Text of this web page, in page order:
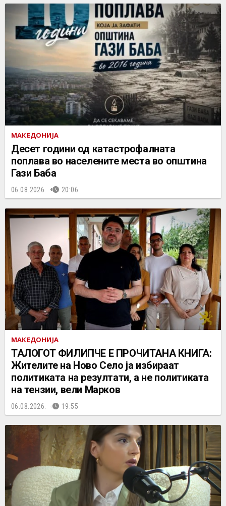
МАКЕДОНИЈА
Десет години од катастрофалната
поплава во населените места во општина
Гази Баба
06.08.2026. 20:06
МАКЕДОНИЈА
ТАЛОГОТ ФИЛИПЧЕ Е ПРОЧИТАНА КНИГА:
Жителите на Ново Село ја избираат
политиката на резултати, а не политиката
на тензии, вели Марков
06.08.2026. 19:55